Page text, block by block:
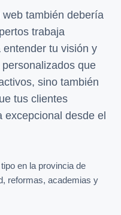
también debería
trabaja
tu visión y
que
sino también
tus clientes
excepcional desde el
en la provincia de
reformas, academias y